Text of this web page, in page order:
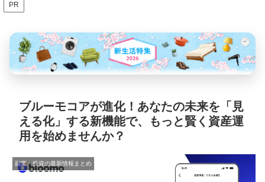
PR
ブルーモコアが進化！あなたの未来を「見
える化」する新機能で、もっと賢く資産運
用を始めませんか？
副業・投資の最新情報まとめ